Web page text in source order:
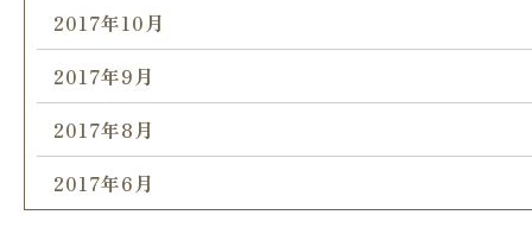
2017年10月
2017年9月
2017年8月
2017年6月